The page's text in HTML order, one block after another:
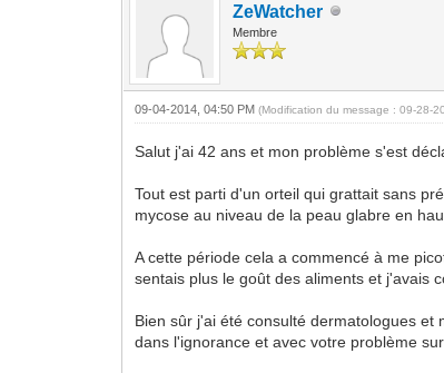
ZeWatcher
Membre
09-04-2014, 04:50 PM(Modification du message : 09-28-
Salut j'ai 42 ans et mon problème s'est
Tout est parti d'un orteil qui grattait sans
mycose au niveau de la peau glabre en
A cette période cela a commencé à me
sentais plus le goût des aliments et j'avais
Bien sûr j'ai été consulté dermatologues
dans l'ignorance et avec votre problème